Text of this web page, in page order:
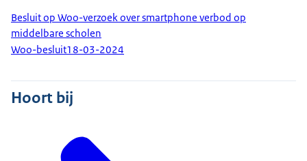
Besluit op Woo-verzoek over smartphone verbod op
middelbare scholen
Woo-besluit18-03-2024
Hoort bij